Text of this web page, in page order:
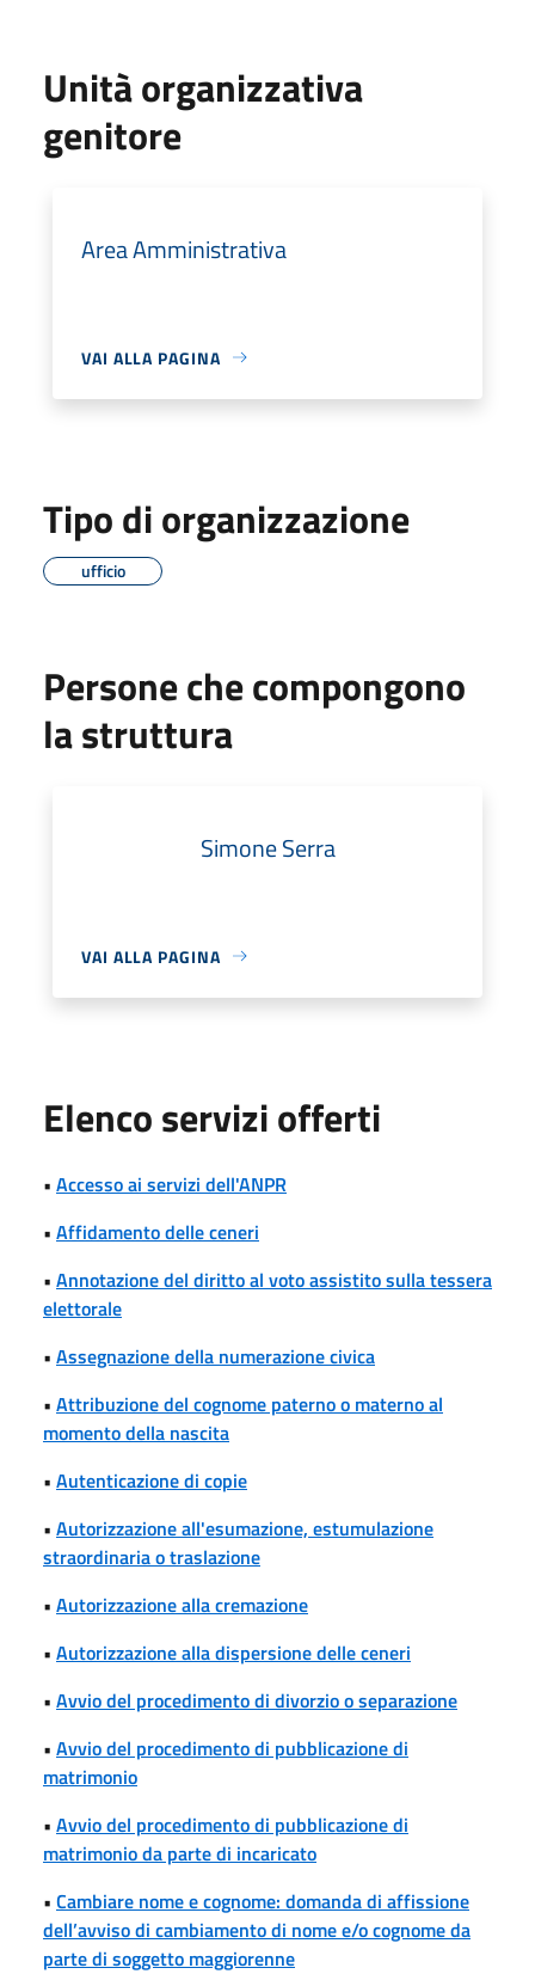
Unità organizzativa
genitore
Area Amministrativa
VAI ALLA PAGINA
Tipo di organizzazione
ufficio
Persone che compongono
la struttura
Simone Serra
VAI ALLA PAGINA
Elenco servizi offerti
• Accesso ai servizi dell'ANPR
• Affidamento delle ceneri
• Annotazione del diritto al voto assistito sulla tessera
elettorale
• Assegnazione della numerazione civica
• Attribuzione del cognome paterno o materno al
momento della nascita
• Autenticazione di copie
• Autorizzazione all'esumazione, estumulazione
straordinaria o traslazione
• Autorizzazione alla cremazione
• Autorizzazione alla dispersione delle ceneri
• Avvio del procedimento di divorzio o separazione
• Avvio del procedimento di pubblicazione di
matrimonio
• Avvio del procedimento di pubblicazione di
matrimonio da parte di incaricato
• Cambiare nome e cognome: domanda di affissione
dell’avviso di cambiamento di nome e/o cognome da
parte di soggetto maggiorenne